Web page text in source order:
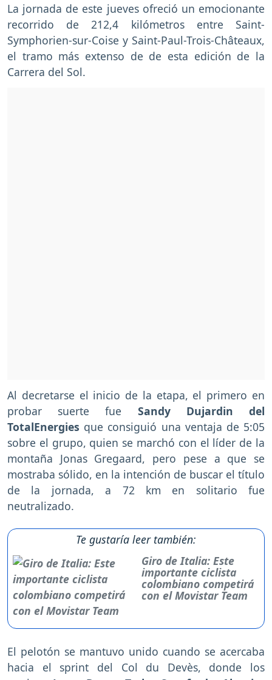
La jornada de este jueves ofreció un emocionante
recorrido de 212,4 kilómetros entre Saint-
Symphorien-sur-Coise y Saint-Paul-Trois-Châteaux,
el tramo más extenso de de esta edición de la
Carrera del Sol.
Al decretarse el inicio de la etapa, el primero en
probar suerte fue Sandy Dujardin del
TotalEnergies que consiguió una ventaja de 5:05
sobre el grupo, quien se marchó con el líder de la
montaña Jonas Gregaard, pero pese a que se
mostraba sólido, en la intención de buscar el título
de la jornada, a 72 km en solitario fue
neutralizado.
Te gustaría leer también:
Giro de Italia: Este
importante ciclista
colombiano competirá
con el Movistar Team
El pelotón se mantuvo unido cuando se acercaba
hacia el sprint del Col du Devès, donde los